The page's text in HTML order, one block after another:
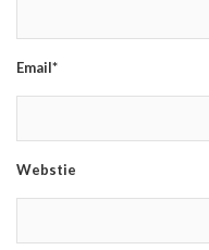
Email*
Webstie